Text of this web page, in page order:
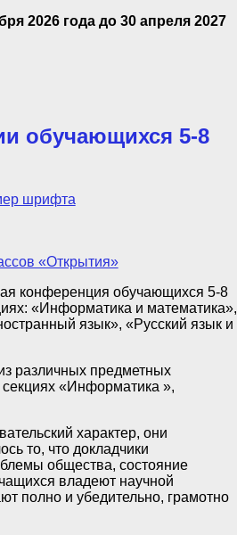
2026 года до 30 апреля 2027
обучающихся 5-8
шрифта
конференция обучающихся 5-8
«Информатика и математика»,
язык», «Русский язык и
различных предметных
«Информатика »,
характер, они
то, что докладчики
общества, состояние
владеют научной
полно и убедительно, грамотно